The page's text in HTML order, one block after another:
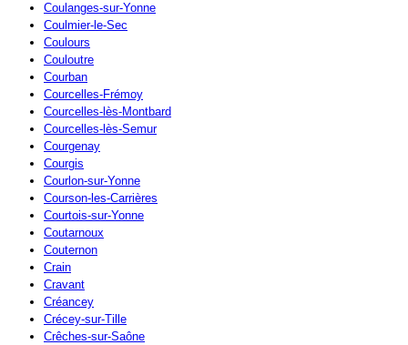
Coulanges-sur-Yonne
Coulmier-le-Sec
Coulours
Couloutre
Courban
Courcelles-Frémoy
Courcelles-lès-Montbard
Courcelles-lès-Semur
Courgenay
Courgis
Courlon-sur-Yonne
Courson-les-Carrières
Courtois-sur-Yonne
Coutarnoux
Couternon
Crain
Cravant
Créancey
Crécey-sur-Tille
Crêches-sur-Saône